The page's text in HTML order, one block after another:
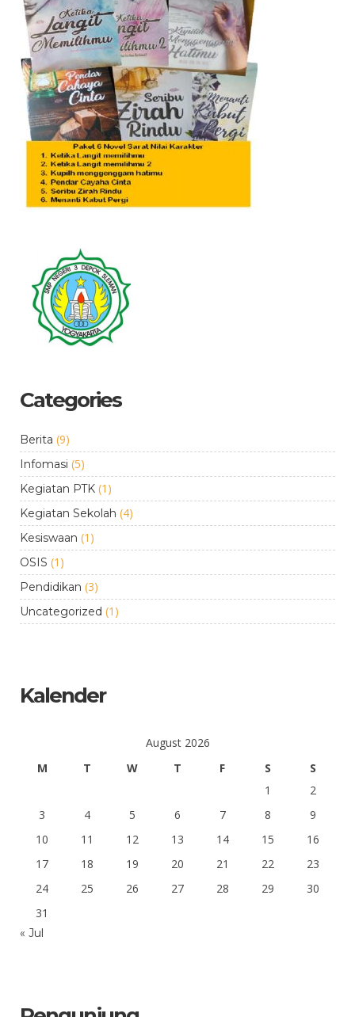
Categories
Berita (9)
Infomasi (5)
Kegiatan PTK (1)
Kegiatan Sekolah (4)
Kesiswaan (1)
OSIS (1)
Pendidikan (3)
Uncategorized (1)
Kalender
August 2026
M
T W T F S
S
1
2
3
4 5 6 7 8
9
10
11 12 13 14 15
16
17
18 19 20 21 22
23
24
25 26 27 28 29
30
31
« Jul